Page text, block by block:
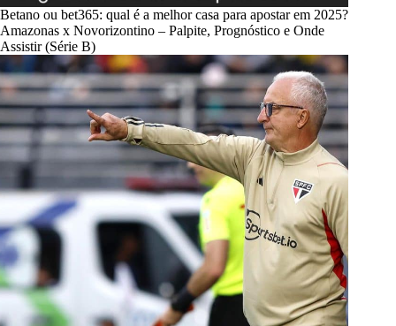
Betano ou bet365: qual é a melhor casa para apostar em 2025?
Amazonas x Novorizontino – Palpite, Prognóstico e Onde
Assistir (Série B)